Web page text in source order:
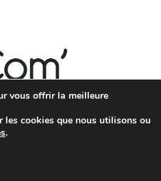
vous offrir la meilleure
les cookies que nous utilisons ou
.
des cookies GDPR
Chambuet